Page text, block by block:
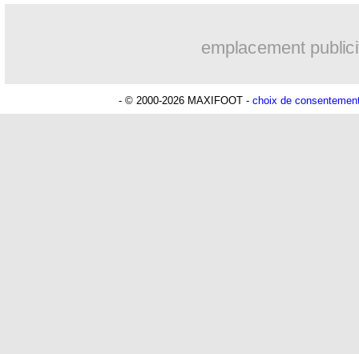
emplacement
- © 2000-2026 MAXIFOOT - choix de